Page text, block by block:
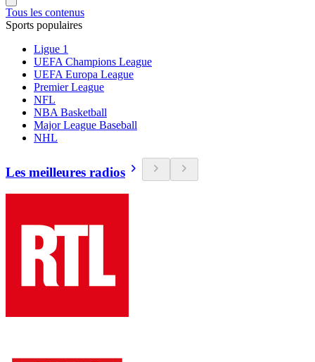
Tous les contenus
Sports populaires
Ligue 1
UEFA Champions League
UEFA Europa League
Premier League
NFL
NBA Basketball
Major League Baseball
NHL
Les meilleures radios